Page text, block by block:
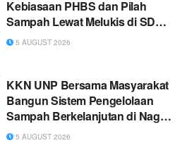
Kebiasaan PHBS dan Pilah
Sampah Lewat Melukis di SD
Negeri 2 Gentanbanaran
5 AUGUST 2026
KKN UNP Bersama Masyarakat
Bangun Sistem Pengelolaan
Sampah Berkelanjutan di Nagari
Balai Baiak Malai III Koto
5 AUGUST 2026